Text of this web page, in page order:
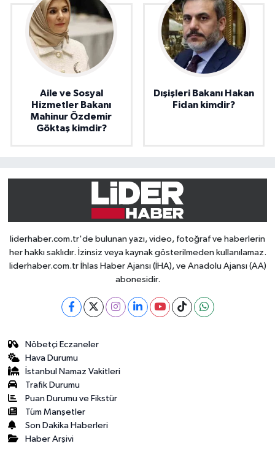
Aile ve Sosyal
Hizmetler Bakanı
Mahinur Özdemir
Göktaş kimdir?
Dışişleri Bakanı Hakan
Fidan kimdir?
liderhaber.com.tr'de bulunan yazı, video, fotoğraf ve haberlerin
her hakkı saklıdır. İzinsiz veya kaynak gösterilmeden kullanılamaz.
liderhaber.com.tr İhlas Haber Ajansı (İHA), ve Anadolu Ajansı (AA)
abonesidir.
Nöbetçi Eczaneler
Hava Durumu
İstanbul Namaz Vakitleri
Trafik Durumu
Puan Durumu ve Fikstür
Tüm Manşetler
Son Dakika Haberleri
Haber Arşivi